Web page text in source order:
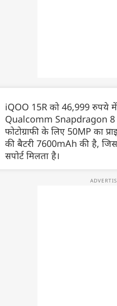
iQOO 15R को 46,999 रुपये
Qualcomm Snapdragon 8
फोटोग्राफी के लिए 50MP का
की बैटरी 7600mAh की है,
सपोर्ट मिलता है।